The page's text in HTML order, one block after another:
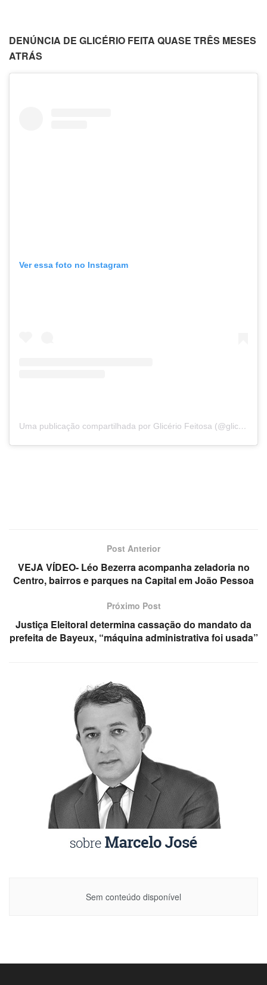
DENÚNCIA DE GLICÉRIO FEITA QUASE TRÊS MESES
ATRÁS
Ver essa foto no Instagram
Uma publicação compartilhada por Glicério Feitosa (@glicerio.feitosa)
Post Anterior
VEJA VÍDEO- Léo Bezerra acompanha zeladoria no
Centro, bairros e parques na Capital em João Pessoa
Próximo Post
Justiça Eleitoral determina cassação do mandato da
prefeita de Bayeux, “máquina administrativa foi usada”
Sem conteúdo disponível